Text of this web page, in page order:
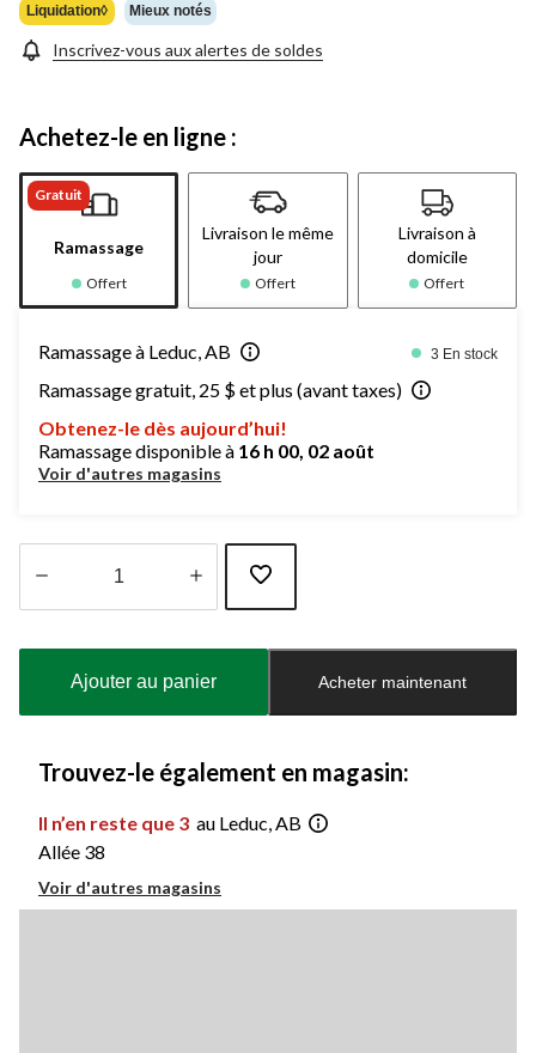
Liquidation◊ Mieux notés
Inscrivez-vous aux alertes de soldes
Achetez-le en ligne :
Gratuit
Ramassage
Offert
Livraison le même
jour
Offert
Livraison à
domicile
Offert
Ramassage à Leduc, AB 3 En stock
Ramassage gratuit, 25 $ et plus (avant taxes)
Obtenez-le dès aujourd’hui!
Ramassage disponible à 16 h 00, 02 août
Voir d'autres magasins
à
Ajouter au panier Acheter maintenant
Trouvez-le également en magasin:
Il n’en reste que 3 au Leduc, AB
Allée 38
Voir d'autres magasins